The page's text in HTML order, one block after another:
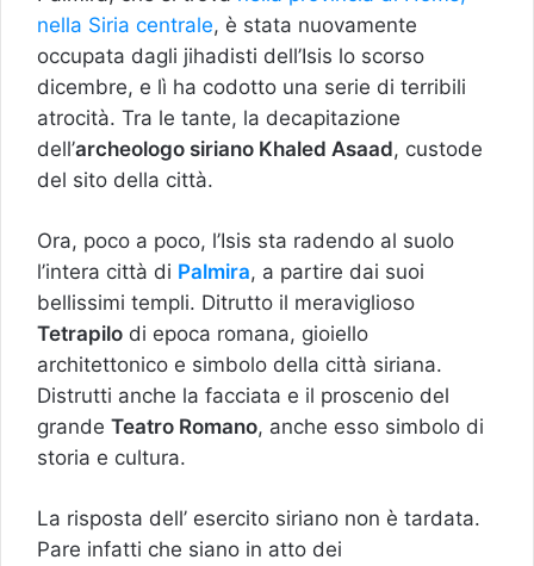
nella Siria centrale, è stata nuovamente
occupata dagli jihadisti dell’Isis lo scorso
dicembre, e lì ha codotto una serie di terribili
atrocità. Tra le tante, la decapitazione
dell’archeologo siriano Khaled Asaad, custode
del sito della città.
Ora, poco a poco, l’Isis sta radendo al suolo
l’intera città di Palmira, a partire dai suoi
bellissimi templi. Ditrutto il meraviglioso
Tetrapilo di epoca romana, gioiello
architettonico e simbolo della città siriana.
Distrutti anche la facciata e il proscenio del
grande Teatro Romano, anche esso simbolo di
storia e cultura.
La risposta dell’ esercito siriano non è tardata.
Pare infatti che siano in atto dei